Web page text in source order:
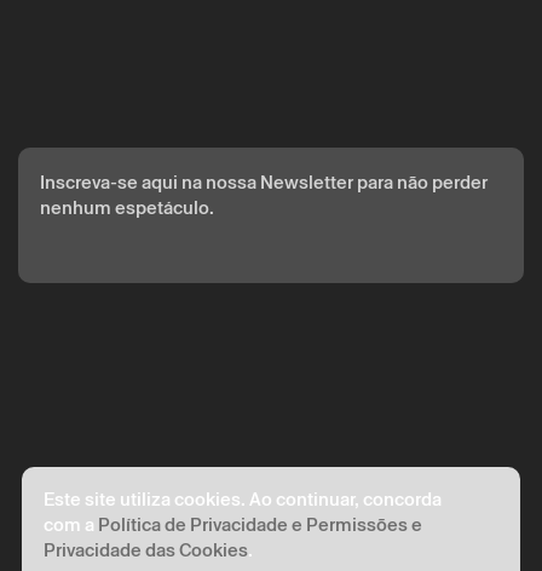
Este site utiliza cookies. Ao continuar, concorda
com a Política de Privacidade e Permissões e
Privacidade das Cookies.
Inscreva-se aqui na nossa Newsletter para não perder
nenhum espetáculo.